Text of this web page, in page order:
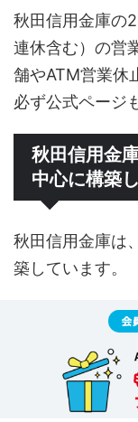
秋田信用金庫の
連休含む）の営
舗やATM営業休
必ず公式ページ
秋田信用金
中心に構築
秋田信用金庫は
築しています。